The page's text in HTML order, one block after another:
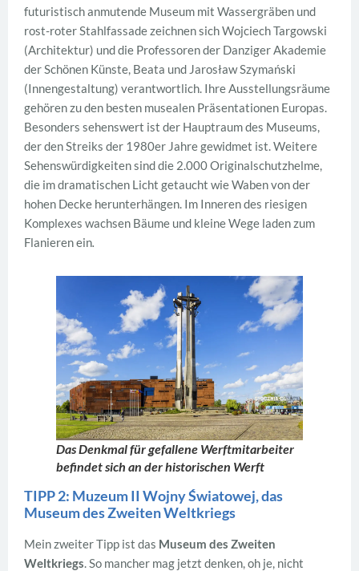
futuristisch anmutende Museum mit Wassergräben und
rost-roter Stahlfassade zeichnen sich Wojciech Targowski
(Architektur) und die Professoren der Danziger Akademie
der Schönen Künste, Beata und Jarosław Szymański
(Innengestaltung) verantwortlich. Ihre Ausstellungsräume
gehören zu den besten musealen Präsentationen Europas.
Besonders sehenswert ist der Hauptraum des Museums,
der den Streiks der 1980er Jahre gewidmet ist. Weitere
Sehenswürdigkeiten sind die 2.000 Originalschutzhelme,
die im dramatischen Licht getaucht wie Waben von der
hohen Decke herunterhängen. Im Inneren des riesigen
Komplexes wachsen Bäume und kleine Wege laden zum
Flanieren ein.
Das Denkmal für gefallene Werftmitarbeiter
befindet sich an der historischen Werft
TIPP 2: Muzeum II Wojny Światowej, das
Museum des Zweiten Weltkriegs
Mein zweiter Tipp ist das Museum des Zweiten
Weltkriegs. So mancher mag jetzt denken, oh je, nicht